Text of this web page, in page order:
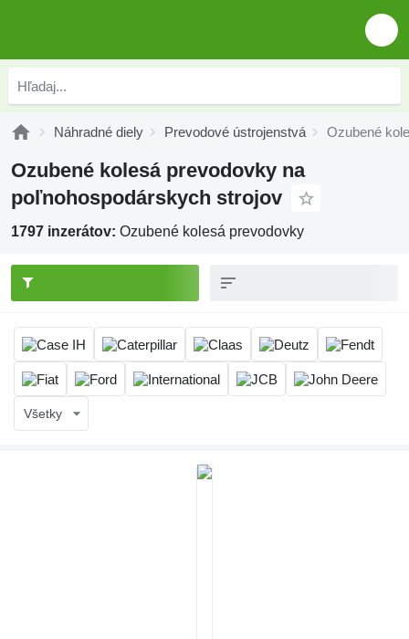
Náhradné diely Prevodové ústrojenstvá Ozubené
Ozubené kolesá prevodovky na
poľnohospodárskych strojov
1797 inzerátov: Ozubené kolesá prevodovky
Všetky